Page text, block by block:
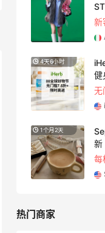
家
低
3天6小时
袋
低
18小时
热门商家